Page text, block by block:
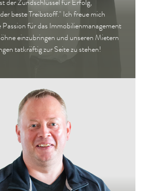
der Zündschlüssel für Erfolg,
beste Treibstoff." Ich freue mich
für das Immobilienmanagement
einzubringen und unseren Mietern
tatkräftig zur Seite zu stehen!